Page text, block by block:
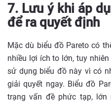
7. Lưu ý khi áp
để ra quyết định
Mặc dù biểu đồ Pareto có
nhiều lợi ích to lớn, tuy
sử dụng biểu đồ này vì có
giải quyết ngay. Biểu đồ
trạng vấn đề phức tạp,